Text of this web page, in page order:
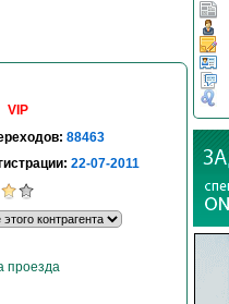
VIP
88463
22-07-2011
проезда